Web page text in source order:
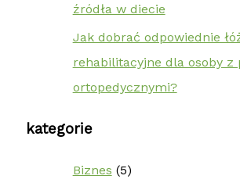
źródła w diecie
Jak dobrać odpowiednie
rehabilitacyjne dla osoby z
ortopedycznymi?
kategorie
Biznes (5)